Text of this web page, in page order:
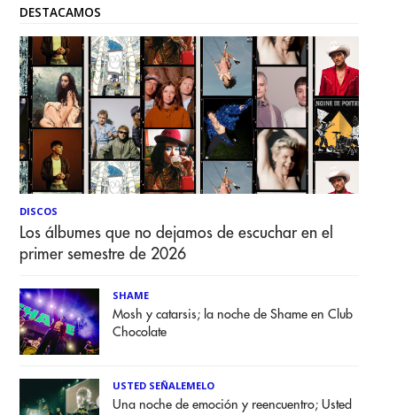
DESTACAMOS
DISCOS
Los álbumes que no dejamos de escuchar en el
primer semestre de 2026
SHAME
Mosh y catarsis; la noche de Shame en Club
Chocolate
USTED SEÑALEMELO
Una noche de emoción y reencuentro; Usted